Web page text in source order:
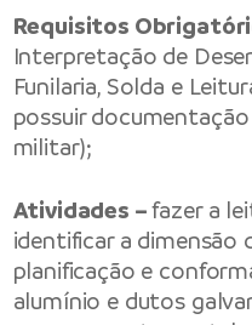
Requisitos
Interpretação de
Funilaria, Solda e
possuir
militar);
Atividades –fazer a
identificar a dimensão
planificação e
alumínio e dutos